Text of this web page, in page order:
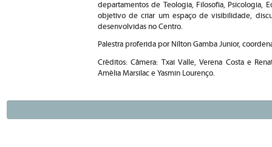
departamentos de Teologia, Filosofia, Psicologia,
objetivo de criar um espaço de visibilidade,
desenvolvidas no Centro.
Palestra proferida por Nílton Gamba Junior,
Créditos: Câmera: Txai Valle, Verena Costa e
Amélia Marsilac e Yasmin Lourenço.